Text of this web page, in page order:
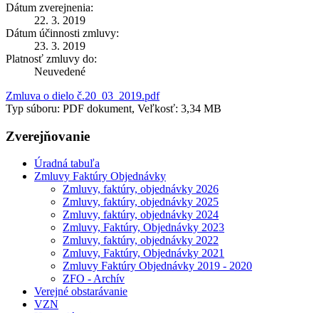
Dátum zverejnenia:
22. 3. 2019
Dátum účinnosti zmluvy:
23. 3. 2019
Platnosť zmluvy do:
Neuvedené
Zmluva o dielo č.20_03_2019.pdf
Typ súboru: PDF dokument, Veľkosť: 3,34 MB
Zverejňovanie
Úradná tabuľa
Zmluvy Faktúry Objednávky
Zmluvy, faktúry, objednávky 2026
Zmluvy, faktúry, objednávky 2025
Zmluvy, faktúry, objednávky 2024
Zmluvy, Faktúry, Objednávky 2023
Zmluvy, faktúry, objednávky 2022
Zmluvy, Faktúry, Objednávky 2021
Zmluvy Faktúry Objednávky 2019 - 2020
ZFO - Archív
Verejné obstarávanie
VZN